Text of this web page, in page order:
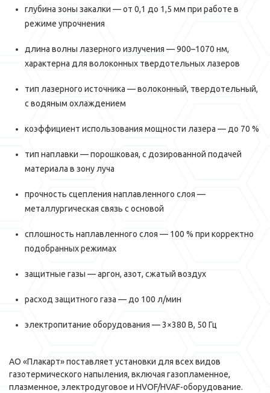
глубина зоны закалки — от 0,1 до 1,5 мм при работе в
режиме упрочнения
длина волны лазерного излучения — 900–1070 нм,
характерна для волоконных твердотельных лазеров
тип лазерного источника — волоконный, твердотельный,
с водяным охлаждением
коэффициент использования мощности лазера — до 70 %
тип наплавки — порошковая, с дозированной подачей
материала в зону луча
прочность сцепления наплавленного слоя —
металлургическая связь с основой
сплошность наплавленного слоя — 100 % при корректно
подобранных режимах
защитные газы — аргон, азот, сжатый воздух
расход защитного газа — до 100 л/мин
электропитание оборудования — 3×380 В, 50 Гц
АО «Плакарт» поставляет установки для всех видов
газотермического напыления, включая газопламенное,
плазменное, электродуговое и HVOF/HVAF-оборудование.